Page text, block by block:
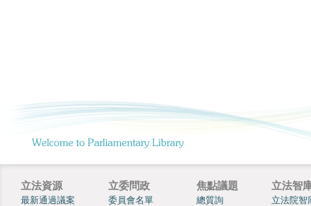
立法資源
最新通過議案
立委問政
委員會名單
焦點議題
總質詢
立法智
立法院智